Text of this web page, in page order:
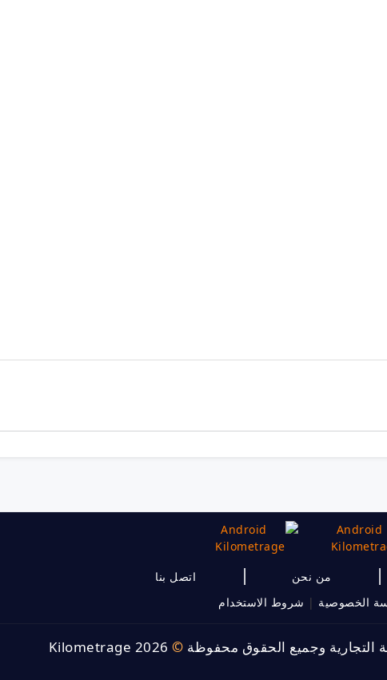
| من نحن |
اتصل بنا
الخصوصية | شروط الاستخدام
التجارية وجميع الحقوق محفوظة ©
Kilometrage 2026